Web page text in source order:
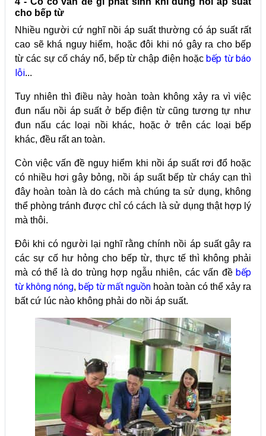
cho bếp từ
Nhiều người cứ nghĩ nồi áp suất thường có áp suất rất
cao sẽ khá nguy hiểm, hoặc đôi khi nó gây ra cho bếp
từ các sự cố cháy nổ, bếp từ chập điện hoặc bếp từ báo
lỗi...
Tuy nhiên thì điều này hoàn toàn không xảy ra vì việc
đun nấu nồi áp suất ở bếp điện từ cũng tương tự như
đun nấu các loại nồi khác, hoặc ở trên các loại bếp
khác, đều rất an toàn.
Còn việc vấn đề nguy hiểm khi nồi áp suất rơi đổ hoặc
có nhiều hơi gây bỏng, nồi áp suất bếp từ cháy cạn thì
đây hoàn toàn là do cách mà chúng ta sử dụng, không
thể phòng tránh được chỉ có cách là sử dụng thật hợp lý
mà thôi.
Đôi khi có người lại nghĩ rằng chính nồi áp suất gây ra
các sự cố hư hỏng cho bếp từ, thực tế thì không phải
mà có thể là do trùng hợp ngẫu nhiên, các vấn đề bếp
từ không nóng, bếp từ mất nguồn hoàn toàn có thể xảy ra
bất cứ lúc nào không phải do nồi áp suất.